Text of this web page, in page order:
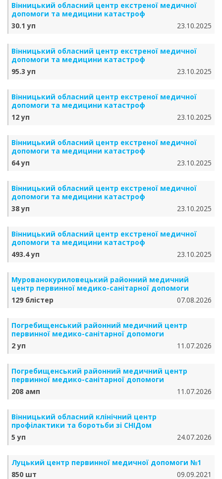
Вінницький обласний центр екстреної медичної
допомоги та медицини катастроф
30.1 уп
23.10.2025
Вінницький обласний центр екстреної медичної
допомоги та медицини катастроф
95.3 уп
23.10.2025
Вінницький обласний центр екстреної медичної
допомоги та медицини катастроф
12 уп
23.10.2025
Вінницький обласний центр екстреної медичної
допомоги та медицини катастроф
64 уп
23.10.2025
Вінницький обласний центр екстреної медичної
допомоги та медицини катастроф
38 уп
23.10.2025
Вінницький обласний центр екстреної медичної
допомоги та медицини катастроф
493.4 уп
23.10.2025
Мурованокуриловецький районний медичний
центр первинної медико-санітарної допомоги
129 блістер
07.08.2026
Погребищенський районний медичний центр
первинної медико-санітарної допомоги
2 уп
11.07.2026
Погребищенський районний медичний центр
первинної медико-санітарної допомоги
208 амп
11.07.2026
Вінницький обласний клінічний центр
профілактики та боротьби зі СНІДом
5 уп
24.07.2026
Луцький центр первинної медичної допомоги №1
850 шт
09.09.2021